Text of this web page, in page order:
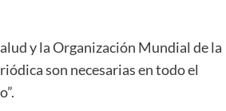
y la Organización Mundial de la
son necesarias en todo el